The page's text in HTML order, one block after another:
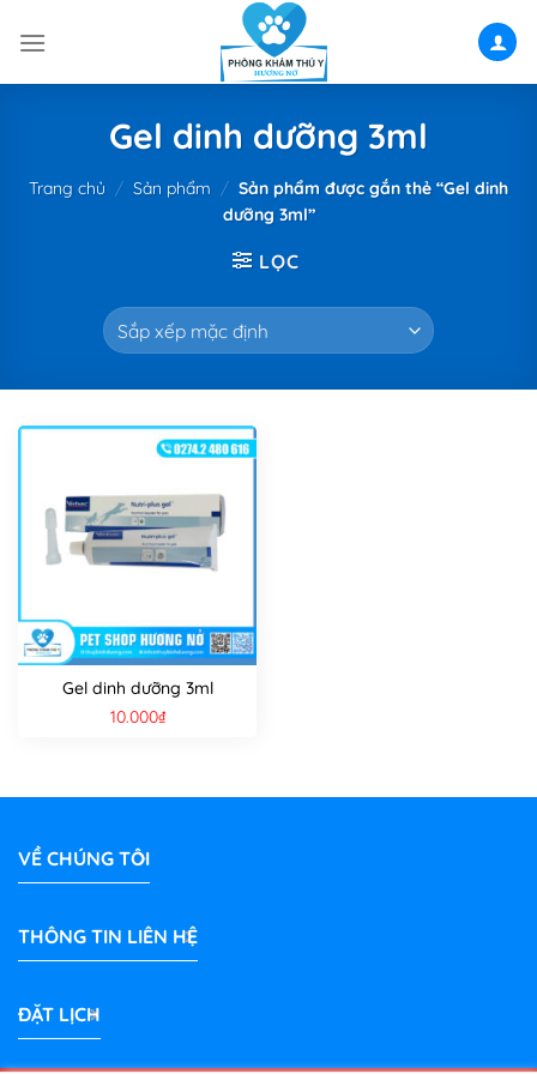
Gel dinh dưỡng 3ml
Trang chủ / Sản phẩm / Sản phẩm được gắn thẻ “Gel dinh
dưỡng 3ml”
LỌC
Gel dinh dưỡng 3ml
10.000₫
VỀ CHÚNG TÔI
THÔNG TIN LIÊN HỆ
ĐẶT LỊCH